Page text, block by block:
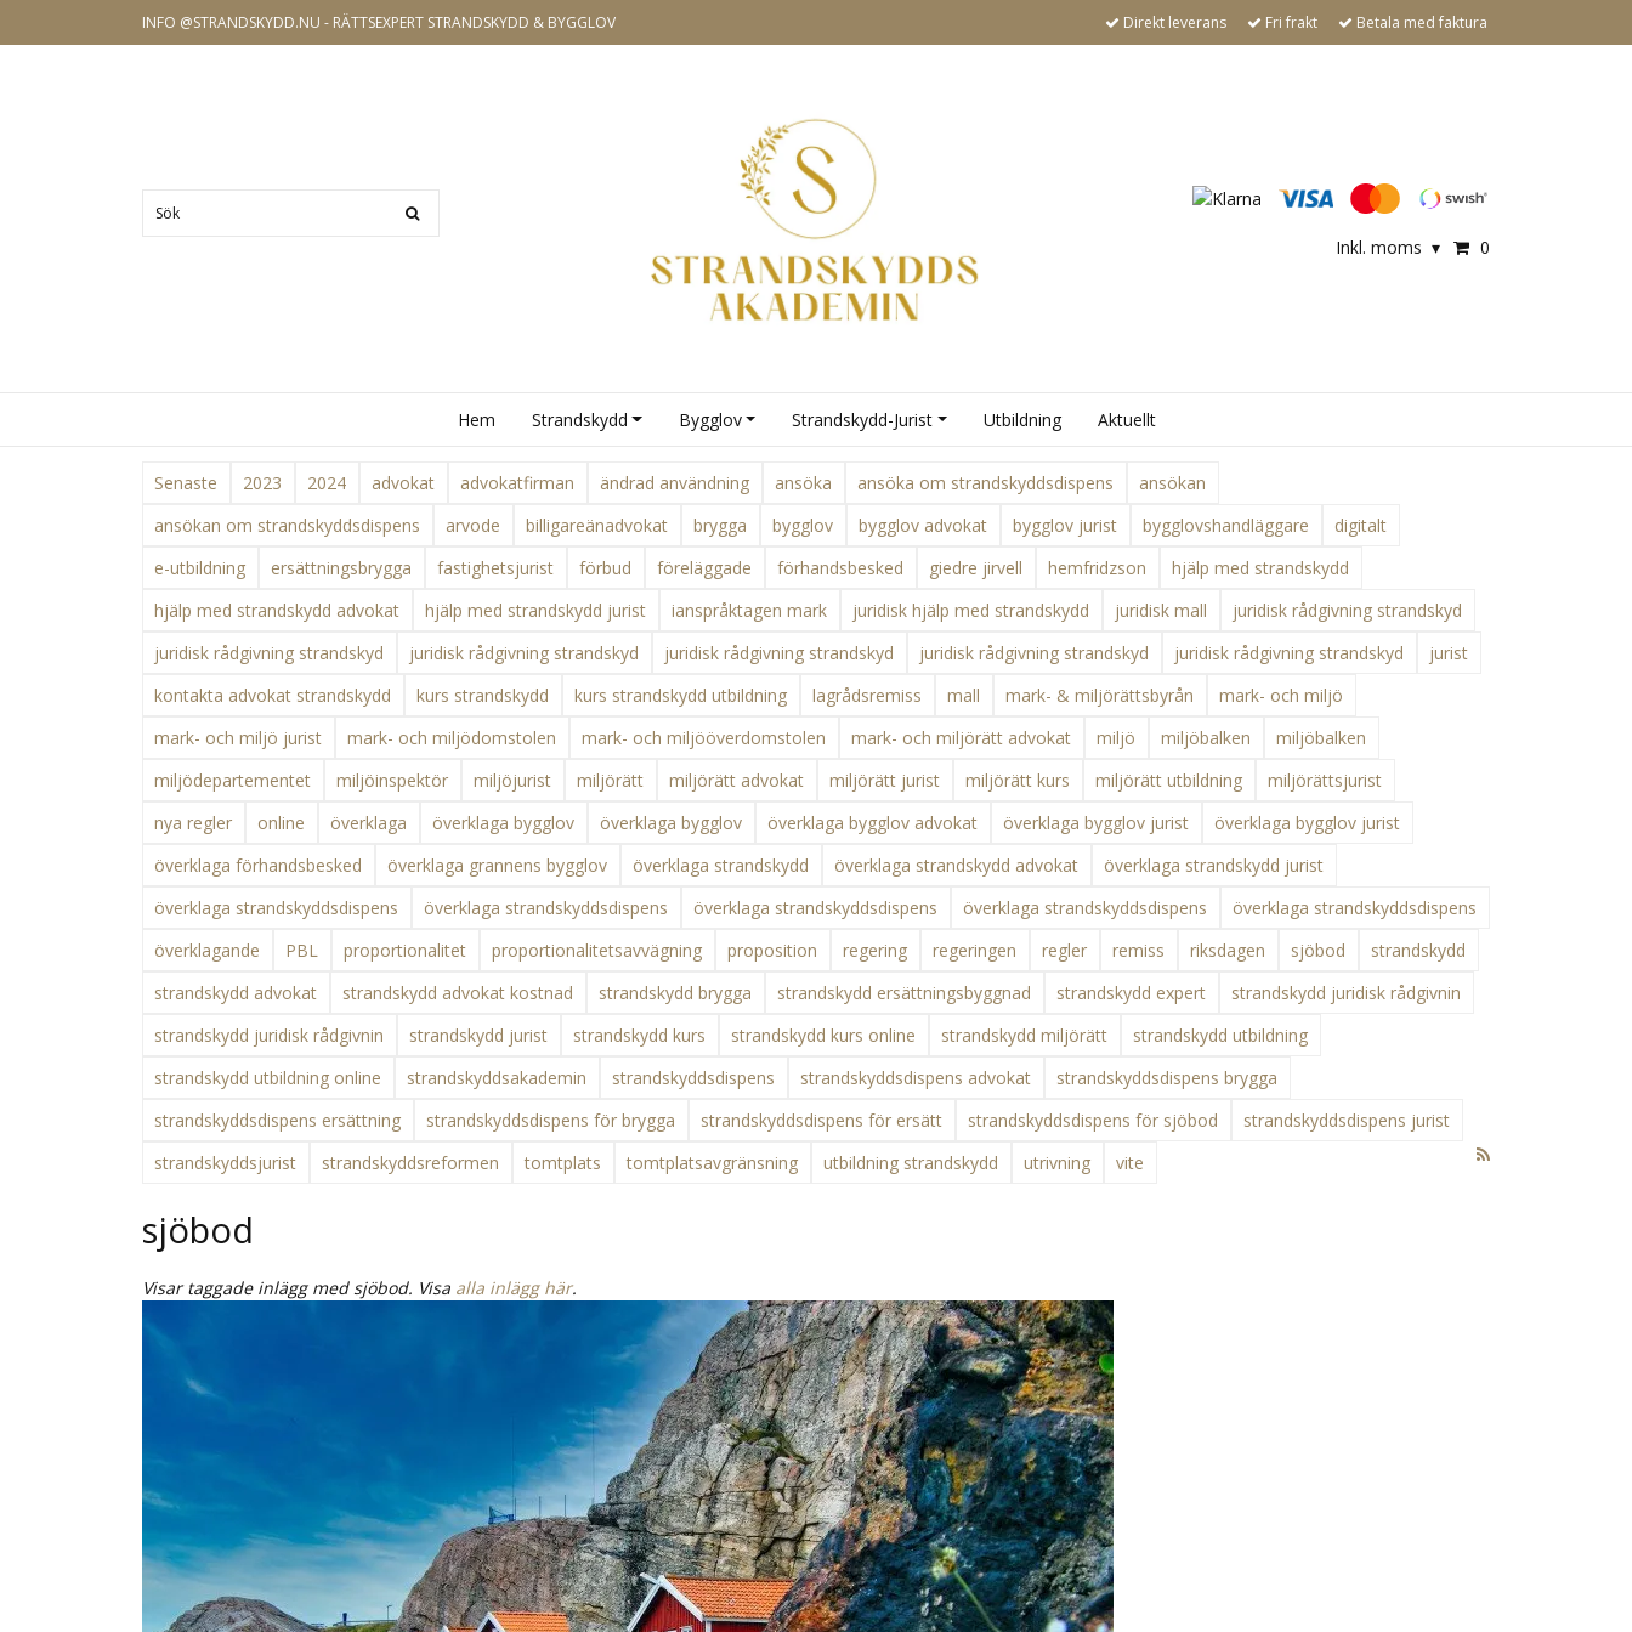
INFO @STRANDSKYDD.NU - RÄTTSEXPERT STRANDSKYDD & BYGGLOV Direkt leverans Fri frakt Betala med faktura
Inkl. moms ▾ 0
Hem Strandskydd Bygglov Strandskydd-Jurist Utbildning Aktuellt
Senaste 2023 2024 advokat advokatfirman ändrad användning ansöka ansöka om strandskyddsdispens
ansökan
ansökan om strandskyddsdispens
arvode billigareänadvokat brygga bygglov bygglov advokat bygglov jurist bygglovshandläggare
digitalt
e-utbildning
ersättningsbrygga fastighetsjurist förbud föreläggade förhandsbesked giedre jirvell hemfridzson
hjälp med strandskydd
hjälp med strandskydd advokat
hjälp med strandskydd jurist ianspråktagen mark juridisk hjälp med strandskydd juridisk mall
juridisk rådgivning strandskyd
juridisk rådgivning strandskyd
juridisk rådgivning strandskyd juridisk rådgivning strandskyd juridisk rådgivning strandskyd juridisk rådgivning strandskyd
jurist
kontakta advokat strandskydd
kurs strandskydd kurs strandskydd utbildning lagrådsremiss mall mark- & miljörättsbyrån
mark- och miljö
mark- och miljö jurist
mark- och miljödomstolen mark- och miljööverdomstolen mark- och miljörätt advokat miljö miljöbalken
miljöbalken
miljödepartementet
miljöinspektör miljöjurist miljörätt miljörätt advokat miljörätt jurist miljörätt kurs miljörätt utbildning
miljörättsjurist
nya regler
online överklaga överklaga bygglov överklaga bygglov överklaga bygglov advokat överklaga bygglov jurist
överklaga bygglov jurist
överklaga förhandsbesked
överklaga grannens bygglov överklaga strandskydd överklaga strandskydd advokat
överklaga strandskydd jurist
överklaga strandskyddsdispens
överklaga strandskyddsdispens överklaga strandskyddsdispens överklaga strandskyddsdispens
överklaga strandskyddsdispens
överklagande
PBL proportionalitet proportionalitetsavvägning proposition regering regeringen regler remiss riksdagen sjöbod
strandskydd
strandskydd advokat
strandskydd advokat kostnad strandskydd brygga strandskydd ersättningsbyggnad strandskydd expert
strandskydd juridisk rådgivnin
strandskydd juridisk rådgivnin
strandskydd jurist strandskydd kurs strandskydd kurs online strandskydd miljörätt
strandskydd utbildning
strandskydd utbildning online
strandskyddsakademin strandskyddsdispens strandskyddsdispens advokat
strandskyddsdispens brygga
strandskyddsdispens ersättning
strandskyddsdispens för brygga strandskyddsdispens för ersätt strandskyddsdispens för sjöbod
strandskyddsdispens jurist
strandskyddsjurist
strandskyddsreformen tomtplats tomtplatsavgränsning utbildning strandskydd utrivning vite
sjöbod
Visar taggade inlägg med sjöbod. Visa alla inlägg här.